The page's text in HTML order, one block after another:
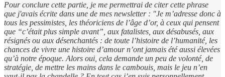
Pour conclure cette partie, je me permettrai de citer cette phrase
que j'avais écrite dans une de mes newsletter : "Je m’adresse donc à
tous les pessimistes, les théoriciens de l’âge d’or, à ceux qui pensent
que “c’était plus simple avant”, aux fatalistes, aux désabusés, aux
résignés ou aux désenchantés : de toute l’histoire de l’humanité, les
chances de vivre une histoire d’amour n’ont jamais été aussi élevées
qu’à notre époque. Alors oui, cela demande un peu de volonté, de
stratégie, de mettre les mains dans le cambouis, mais le jeu n’en